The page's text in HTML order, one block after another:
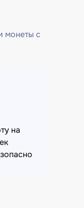
монеты с
на